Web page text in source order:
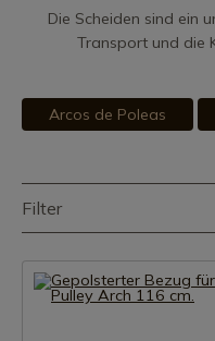
Die Scheiden sind ein
Transport und die
Arcos de Poleas
Filter